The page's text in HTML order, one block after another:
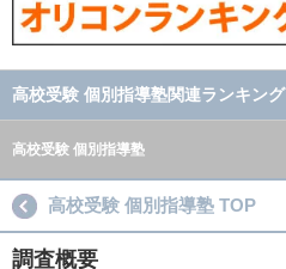
高校受験 個別指導塾関連ランキング
高校受験 個別指導塾
高校受験 個別指導塾 TOP
調査概要